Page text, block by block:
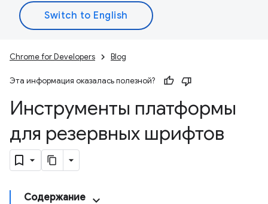
Chrome for Developers Blog
Эта информация оказалась полезной?
Инструменты платформы
для резервных шрифтов
Содержание